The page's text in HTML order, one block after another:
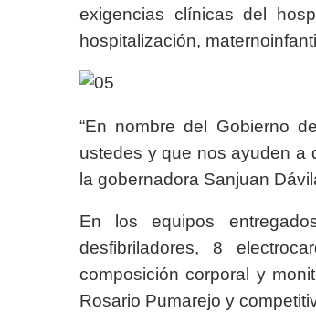
exigencias clínicas del
hospitalización,
“En nombre del Gobierno
ustedes y que nos ayuden a
la gobernadora Sanjuan
En los equipos
desfibriladores, 8
composición corporal y
Rosario Pumarejo y